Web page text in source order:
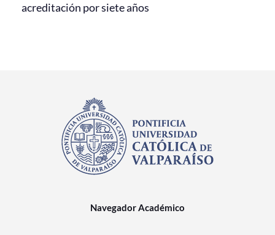
acreditación por siete años
Navegador Académico